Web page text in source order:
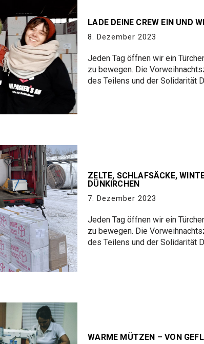
LADE DEINE CREW EIN UND
8. Dezember 2023
Jeden Tag öffnen wir ein
zu bewegen. Die
des Teilens und der Solidarität
ZELTE, SCHLAFSÄCKE,
DÜNKIRCHEN
7. Dezember 2023
Jeden Tag öffnen wir ein
zu bewegen. Die
des Teilens und der Solidarität
WARME MÜTZEN – VON